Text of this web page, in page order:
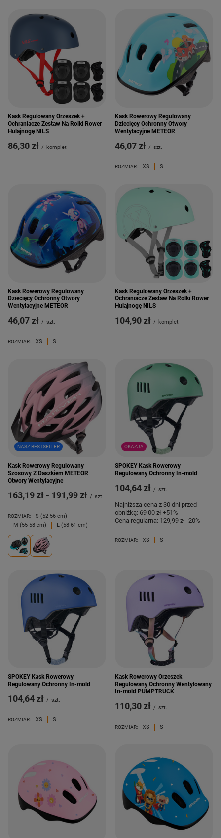
Kask Regulowany Orzeszek +
Ochraniacze Zestaw Na Rolki Rower
Hulajnogę NILS
86,30 zł / komplet
Kask Rowerowy Regulowany
Dziecięcy Ochronny Otwory
Wentylacyjne METEOR
46,07 zł / szt.
ROZMIAR: XS S
Kask Rowerowy Regulowany
Dziecięcy Ochronny Otwory
Wentylacyjne METEOR
46,07 zł / szt.
ROZMIAR: XS S
Kask Regulowany Orzeszek +
Ochraniacze Zestaw Na Rolki Rower
Hulajnogę NILS
104,90 zł / komplet
NASZ BESTSELLER
Kask Rowerowy Regulowany
Szosowy Z Daszkiem METEOR
Otwory Wentylacyjne
od
163,19 zł - do
191,99 zł / szt.
ROZMIAR:
S (52-56 cm)
M (55-58 cm)
L (58-61 cm)
OKAZJA
SPOKEY Kask Rowerowy
Regulowany Ochronny In-mold
104,64 zł / szt.
Najniższa cena z 30 dni przed
obniżką: 69,00 zł +51%
Cena regularna: 129,99 zł -20%
ROZMIAR: XS S
SPOKEY Kask Rowerowy
Regulowany Ochronny In-mold
104,64 zł / szt.
ROZMIAR: XS S
Kask Rowerowy Orzeszek
Regulowany Ochronny Wentylowany
In-mold PUMPTRUCK
110,30 zł / szt.
ROZMIAR: XS S